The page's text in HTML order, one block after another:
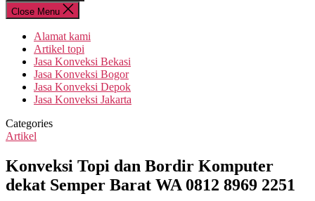
Close Menu
Alamat kami
Artikel topi
Jasa Konveksi Bekasi
Jasa Konveksi Bogor
Jasa Konveksi Depok
Jasa Konveksi Jakarta
Categories
Artikel
Konveksi Topi dan Bordir Komputer
dekat Semper Barat WA 0812 8969 2251